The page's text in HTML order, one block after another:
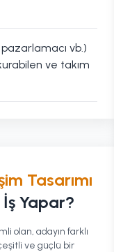
pazarlamacı vb.)
ve takım
Tasarımı
İş Yapar?
olan, adayın farklı
ve güçlü bir